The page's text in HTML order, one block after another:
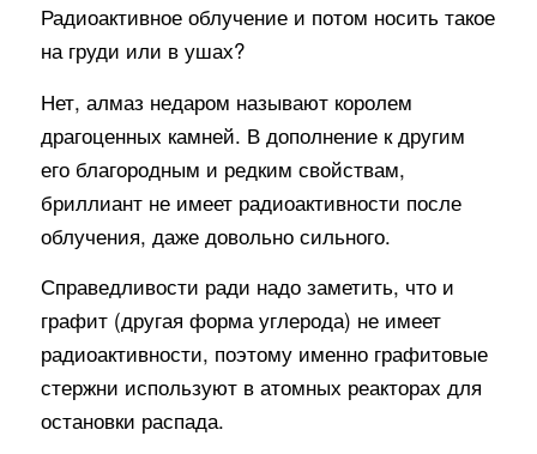
Радиоактивное облучение и потом носить такое
на груди или в ушах?
Нет, алмаз недаром называют королем
драгоценных камней. В дополнение к другим
его благородным и редким свойствам,
бриллиант не имеет радиоактивности после
облучения, даже довольно сильного.
Справедливости ради надо заметить, что и
графит (другая форма углерода) не имеет
радиоактивности, поэтому именно графитовые
стержни используют в атомных реакторах для
остановки распада.